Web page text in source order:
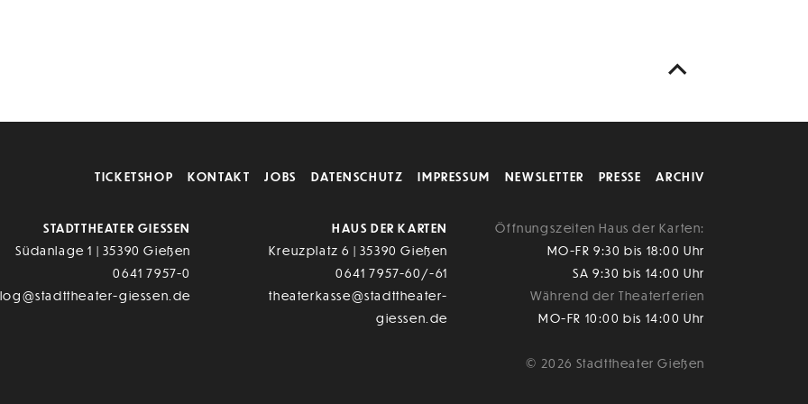
TICKETSHOP KONTAKT JOBS DATENSCHUTZ IMPRESSUM NEWSLETTER PRESSE ARCHIV
STADTTHEATER GIESSEN
Südanlage 1 | 35390 Gießen
0641 7957-0
giessen.de
HAUS DER KARTEN
Kreuzplatz 6 | 35390 Gießen
0641 7957-60/-61
theaterkasse@stadttheater-
giessen.de
Öffnungszeiten Haus der Karten:
MO-FR 9:30 bis 18:00 Uhr
SA 9:30 bis 14:00 Uhr
Während der Theaterferien
MO-FR 10:00 bis 14:00 Uhr
© 2026 Stadttheater Gießen